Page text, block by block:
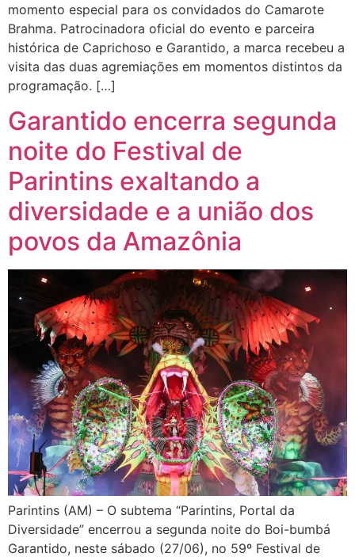
momento especial para os convidados do Camarote
Brahma. Patrocinadora oficial do evento e parceira
histórica de Caprichoso e Garantido, a marca recebeu a
visita das duas agremiações em momentos distintos da
programação. […]
Garantido encerra segunda
noite do Festival de
Parintins exaltando a
diversidade e a união dos
povos da Amazônia
Parintins (AM) – O subtema “Parintins, Portal da
Diversidade” encerrou a segunda noite do Boi-bumbá
Garantido, neste sábado (27/06), no 59º Festival de